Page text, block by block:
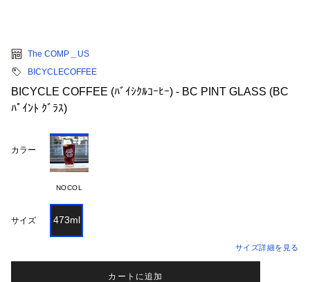
The COMP＿US
BICYCLECOFFEE
BICYCLE COFFEE (ﾊﾞｲｼｸﾙｺｰﾋｰ) - BC PINT GLASS (BC
ﾊﾟｲﾝﾄ ｸﾞﾗｽ)
カラー
NOCOL
サイズ 473ml
サイズ詳細を見る
カートに追加